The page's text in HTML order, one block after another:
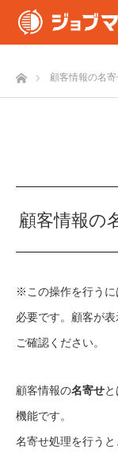
ホーム顧客情報の名寄
顧客情報の
※この操作を行うに
必要です。 顧客が表
ご確認ください。
顧客情報の名寄せ
機能です。
名寄せ処理を行う